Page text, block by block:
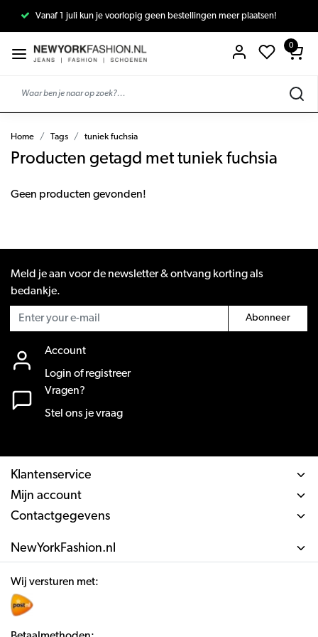
Vanaf 1 juli kun je voorlopig geen bestellingen meer plaatsen!
0
Home Tags tuniek fuchsia
Producten getagd met tuniek fuchsia
Geen producten gevonden!
Meld je aan voor de newsletter & ontvang korting als
bedankje.
Abonneer
Account
Login of registreer
Vragen?
Stel ons je vraag
Klantenservice
Mijn account
Contactgegevens
NewYorkFashion.nl
Wij versturen met: